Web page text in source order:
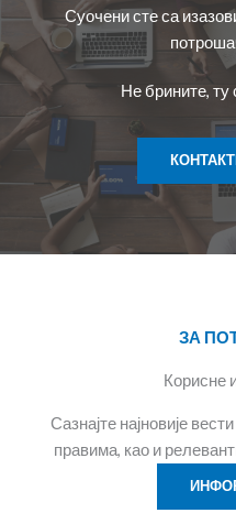
Суочени сте са
Не брините,
ЗА
Корисне
Сазнајте најновије
правима, као и